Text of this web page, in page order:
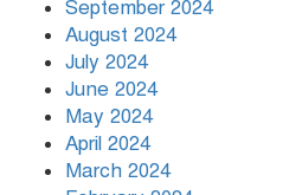
September 2024
August 2024
July 2024
June 2024
May 2024
April 2024
March 2024